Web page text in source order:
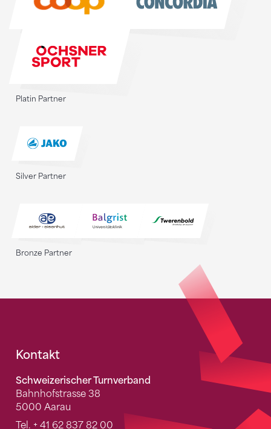
Platin Partner
Silver Partner
Bronze Partner
Fusszeile
Kontakt
Schweizerischer Turnverband
Bahnhofstrasse 38
5000 Aarau
Tel. + 41 62 837 82 00